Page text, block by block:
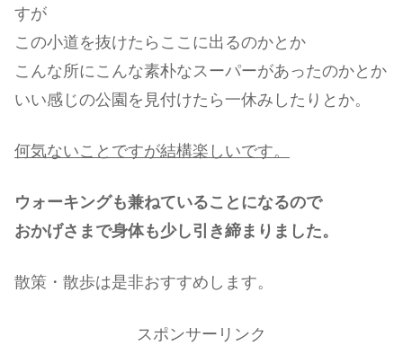
すが
この小道を抜けたらここに出るのかとか
こんな所にこんな素朴なスーパーがあったのかとか
いい感じの公園を見付けたら一休みしたりとか。
何気ないことですが結構楽しいです。
ウォーキングも兼ねていることになるので
おかげさまで身体も少し引き締まりました。
散策・散歩は是非おすすめします。
スポンサーリンク